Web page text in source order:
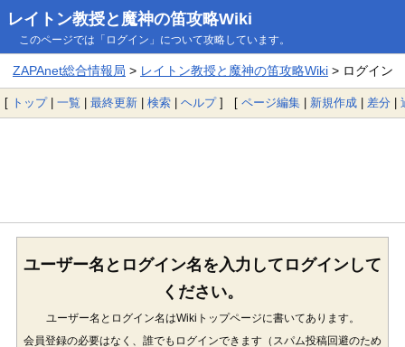
レイトン教授と魔神の笛攻略Wiki
このページでは「ログイン」について攻略しています。
ZAPAnet総合情報局 > レイトン教授と魔神の笛攻略Wiki> ログイン
[ トップ| 一覧 | 最終更新 | 検索 | ヘルプ] [ ページ編集 | 新規作成 | 差分 |
ユーザー名とログイン名を入力してログインして
ください。
ユーザー名とログイン名はWikiトップページに書いてあります。
会員登録の必要はなく、誰でもログインできます（スパム投稿回避のため